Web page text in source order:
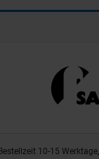
Bestellzeit 10-15